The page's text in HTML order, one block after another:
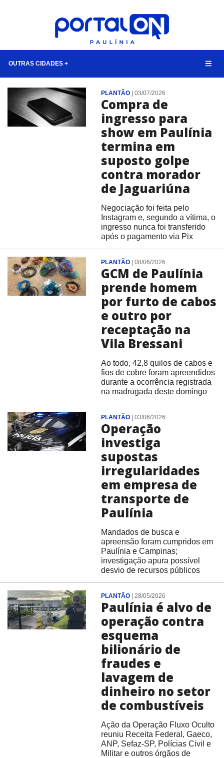
OUTRAS CIDADES +
CIDADES
EVENTOS
EMPREGO
ANIVERSÁRIO DAS CIDADES
BUSCAR
PLANTÃO| 03/07/2026
Compra de
ingresso para
show em Paulínia
termina em
suposto golpe
contra morador
de Jaguariúna
Negociação foi feita pelo
Instagram e, segundo a vítima, o
ingresso nunca foi transferido
após o pagamento via Pix
PLANTÃO| 08/06/2026
GCM de Paulínia
prende homem
por furto de cabos
e outro por
receptação na
Vila Bressani
Ao todo, 42,8 quilos de cabos e
fios de cobre foram apreendidos
durante a ocorrência registrada
na madrugada deste domingo
PLANTÃO| 03/06/2026
Operação
investiga
supostas
irregularidades
em empresa de
transporte de
Paulínia
Mandados de busca e
apreensão foram cumpridos em
Paulínia e Campinas;
investigação apura possível
desvio de recursos públicos
PLANTÃO| 28/05/2026
Paulínia é alvo de
operação contra
esquema
bilionário de
fraudes e
lavagem de
dinheiro no setor
de combustíveis
Ação da Operação Fluxo Oculto
reuniu Receita Federal, Gaeco,
ANP, Sefaz-SP, Polícias Civil e
Militar e outros órgãos de